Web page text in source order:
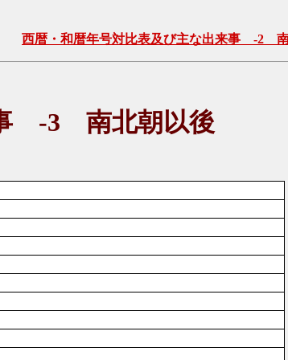
西暦・和暦年号対比表及び主な出来事 -2
事 -3 南北朝以後